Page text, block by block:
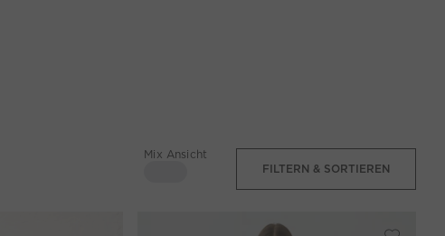
Mix Ansicht
FILTERN & SORTIEREN